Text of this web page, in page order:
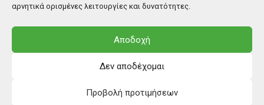
αρνητικά ορισμένες λειτουργίες και δυνατότητες.
Αποδοχή
Δεν αποδέχομαι
Προβολή προτιμήσεων
© Copyright: Ethos Media S.A.